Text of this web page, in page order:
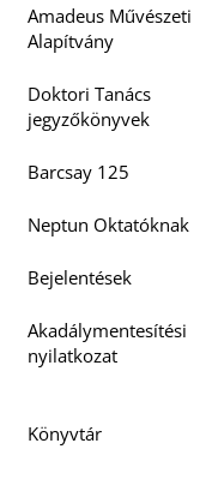
Amadeus Művészeti
Alapítvány
Doktori Tanács
jegyzőkönyvek
Barcsay 125
Neptun Oktatóknak
Bejelentések
Akadálymentesítési
nyilatkozat
Könyvtár